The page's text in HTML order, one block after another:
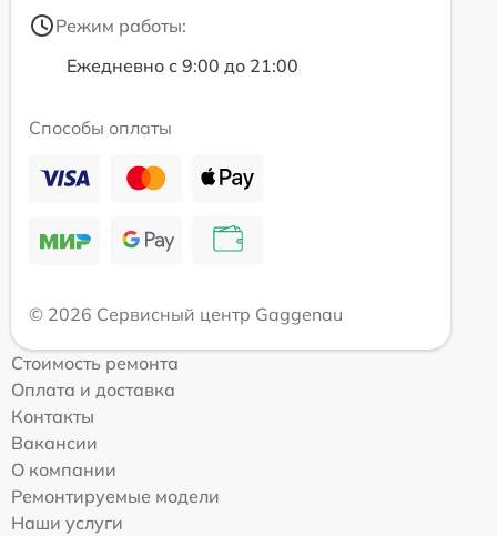
Режим работы:
Ежедневно с 9:00 до 21:00
Способы оплаты
© 2026 Сервисный центр Gaggenau
Стоимость ремонта
Оплата и доставка
Контакты
Вакансии
О компании
Ремонтируемые модели
Наши услуги